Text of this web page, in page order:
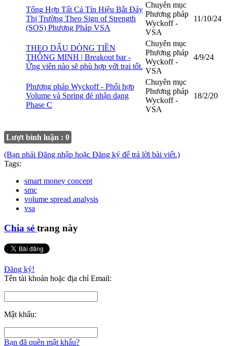
Tổng Hợp Tất Cả Tín Hiệu Bắt Đáy
Thị Trường Theo Sign of Strength
(SOS) Phương Pháp VSA
Chuyên mục
Phương pháp
Wyckoff -
VSA
11/10/24
THEO DẤU DÒNG TIỀN
THÔNG MINH | Breakout bar -
Ứng viên nào sẽ phù hợp với trai tốt.
Chuyên mục
Phương pháp
Wyckoff -
VSA
4/9/24
Phương pháp Wyckoff - Phối hợp
Volume và Spring đẻ nhận dạng
Phase C
Chuyên mục
Phương pháp
Wyckoff -
VSA
18/2/20
Lượt bình luận : 0
(Bạn phải Đăng nhập hoặc Đăng ký để trả lời bài viết.)
Tags:
smart money concept
smc
volume spread analysis
vsa
Chia sẻ trang này
Đăng ký!
Tên tài khoản hoặc địa chỉ Email:
Mật khẩu:
Bạn đã quên mật khẩu?